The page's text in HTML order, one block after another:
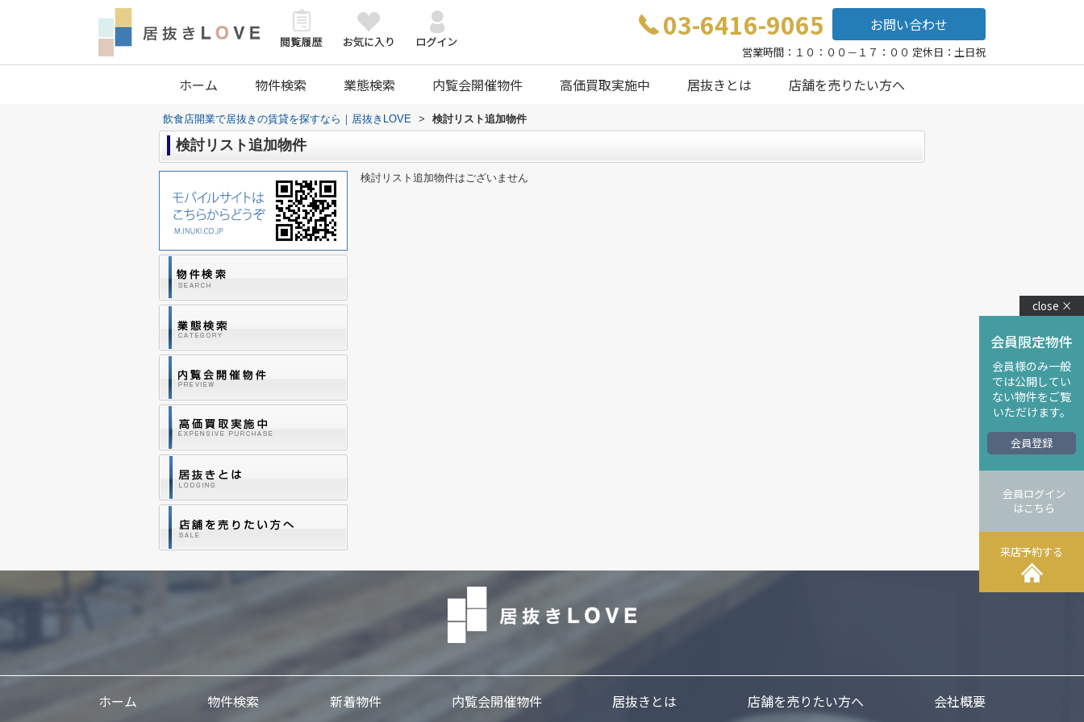
03-6416-9065 お問い合わせ
営業時間：１０：００－１７：００ 定休日：土日祝
ホーム 物件検索 業態検索 内覧会開催物件 高価買取実施中 居抜きとは 店舗を売りたい方へ
close ×
会員限定物件
会員様のみ一般
では公開してい
ない物件をご覧
いただけます。
会員登録
会員ログイン
はこちら
来店予約する
飲食店開業で居抜きの賃貸を探すなら｜居抜きLOVE > 検討リスト追加物件
検討リスト追加物件
検討リスト追加物件はございません
ホーム 物件検索 新着物件 内覧会開催物件 居抜きとは 店舗を売りたい方へ 会社概要